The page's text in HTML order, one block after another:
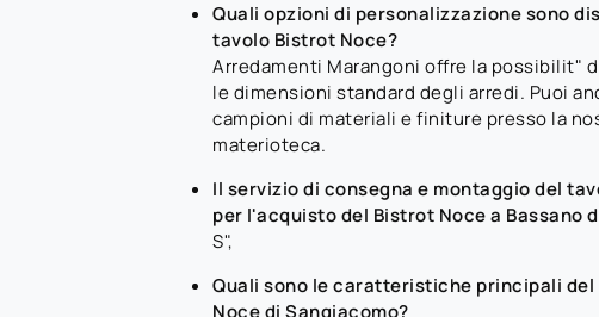
Quali opzioni di personalizzazione sono
tavolo Bistrot Noce?
Arredamenti Marangoni offre la possibilit"
le dimensioni standard degli arredi. Puoi
campioni di materiali e finiture presso la
materioteca.
Il servizio di consegna e montaggio del
per l'acquisto del Bistrot Noce a Bassano
S",
Quali sono le caratteristiche principali
Noce di Sangiacomo?